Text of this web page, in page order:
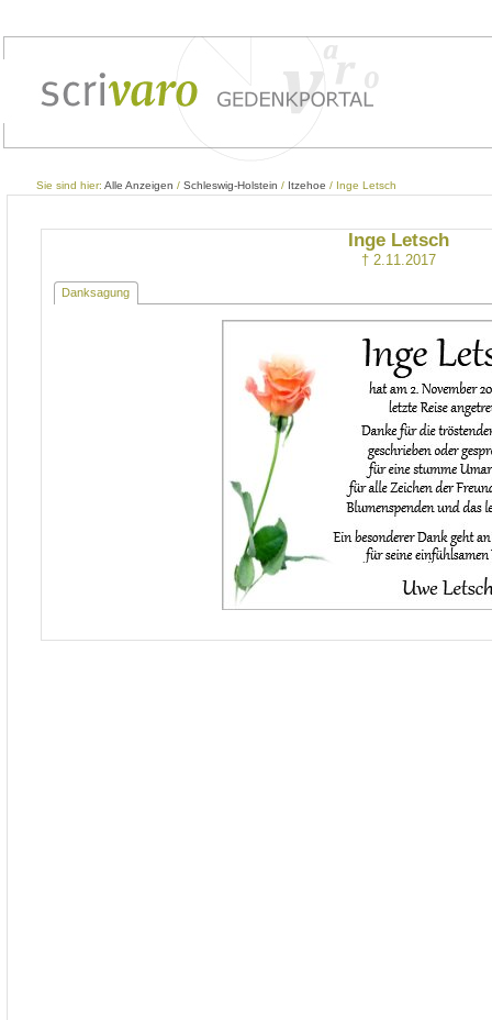
Sie sind hier: Alle Anzeigen / Schleswig-Holstein / Itzehoe / Inge Letsch
Inge Letsch
† 2.11.2017
Danksagung